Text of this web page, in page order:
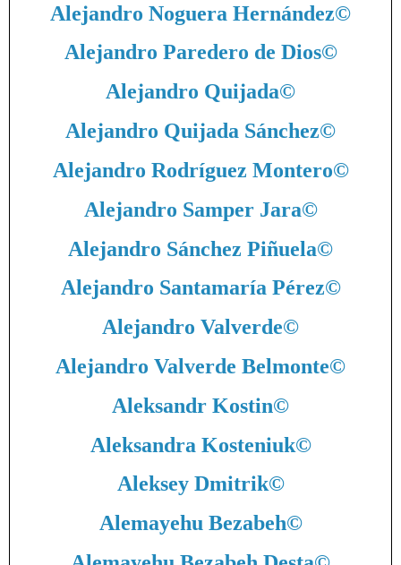
Alejandro Noguera Hernández©
Alejandro Paredero de Dios©
Alejandro Quijada©
Alejandro Quijada Sánchez©
Alejandro Rodríguez Montero©
Alejandro Samper Jara©
Alejandro Sánchez Piñuela©
Alejandro Santamaría Pérez©
Alejandro Valverde©
Alejandro Valverde Belmonte©
Aleksandr Kostin©
Aleksandra Kosteniuk©
Aleksey Dmitrik©
Alemayehu Bezabeh©